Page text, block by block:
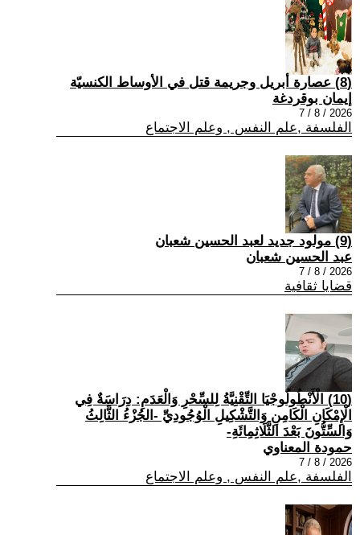
(8) عصارة أبريل وجريمة قتل في الأوساط الكنسيّة
إيمان بوقردغة
2026 / 8 / 7
الفلسفة ,علم النفس , وعلم الاجتماع
(9) مولود جديد لعبد الحسين شعبان
عبد الحسين شعبان
2026 / 8 / 7
قضايا ثقافية
(10) الْأَنْطُولُوجْيَا التِّقْنِيَّةُ لِلسِّحْرِ وَالْعَدَمِ: دِرَاسَةٌ فِي
الْإِمْكَانِ الْكَامِنِ وَالتَّشْكِيلِ الْوُجُودِيِّ -الجُزْءُ الثَّالِثُ
وَالسِّتُّونَ بَعْدَ الثَّلَاثِمِائَةِ-
حمودة المعناوي
2026 / 8 / 7
الفلسفة ,علم النفس , وعلم الاجتماع